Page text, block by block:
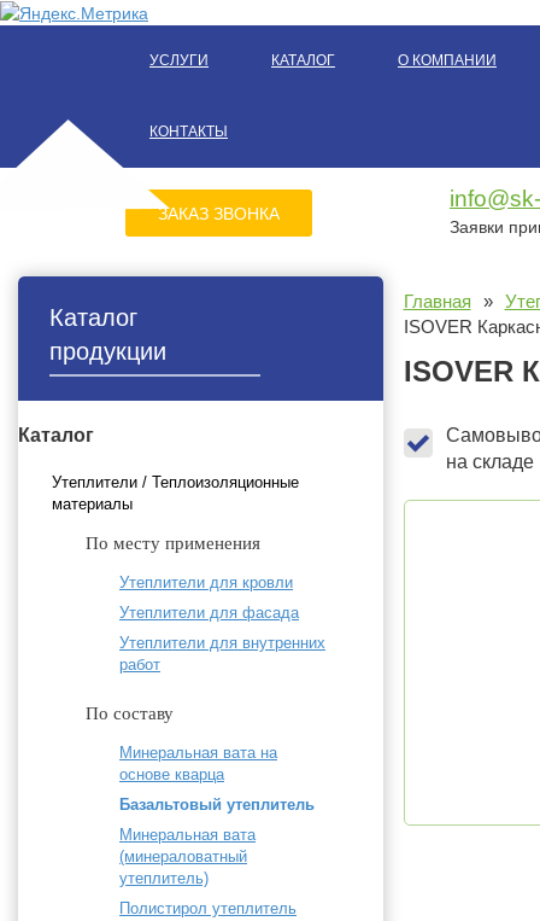
УСЛУГИ КАТАЛОГ О КОМПАНИИ
КОНТАКТЫ
ЗАКАЗ ЗВОНКА
Заявки
КАТАЛОГ О КОМПАНИИ
ЗАКАЗ ЗВОНКА
Каталог
продукции
Каталог
Утеплители / Теплоизоляционные
материалы
По месту применения
Утеплители для кровли
Утеплители для фасада
Утеплители для внутренних
работ
По составу
Минеральная вата на
основе кварца
Базальтовый утеплитель
Минеральная вата
(минераловатный
утеплитель)
Полистирол утеплитель
Главная »
ISOVER
ISOVER
на